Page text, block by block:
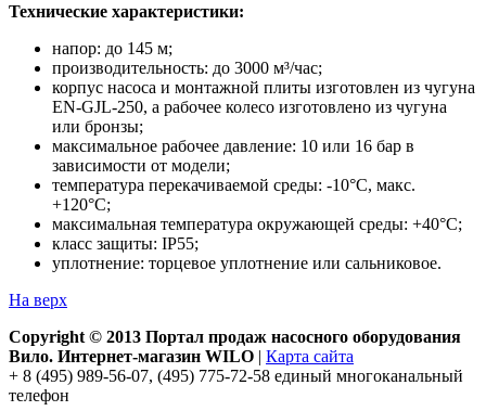
Технические характеристики:
напор: до 145 м;
производительность: до 3000 м³/час;
корпус насоса и монтажной плиты изготовлен из чугуна
EN-GJL-250, а рабочее колесо изготовлено из чугуна
или бронзы;
максимальное рабочее давление: 10 или 16 бар в
зависимости от модели;
температура перекачиваемой среды: -10°С, макс.
+120°С;
максимальная температура окружающей среды: +40°С;
класс защиты: IP55;
уплотнение: торцевое уплотнение или сальниковое.
На верх
Copyright © 2013 Портал продаж насосного оборудования
Вило. Интернет-магазин WILO | Карта сайта
+ 8 (495) 989-56-07, (495) 775-72-58 единый многоканальный
телефон